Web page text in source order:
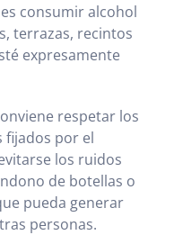
consumir alcohol
terrazas, recintos
expresamente
respetar los
fijados por el
los ruidos
de botellas o
pueda generar
personas.